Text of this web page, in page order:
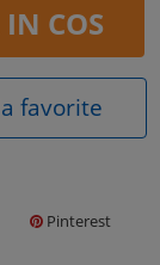
COS
favorite
Pinterest